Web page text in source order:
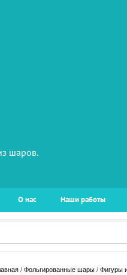
шаров.
О нас Наши работы
/ Фольгированные шары / Фигуры